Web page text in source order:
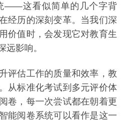
这看似简单的几个字背
经历的深刻变革。当我们深
价值时，会发现它对教育生
远影响。
估工作的质量和效率，教
从标准化考试到多元评价体
卷，每一次尝试都在朝着更
能阅卷系统可以看作是这一